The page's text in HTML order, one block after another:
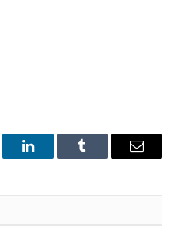
LinkedInTumblr Email